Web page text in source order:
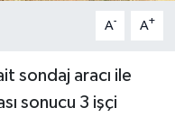
A- A+
sondaj aracı ile
sonucu 3 işçi